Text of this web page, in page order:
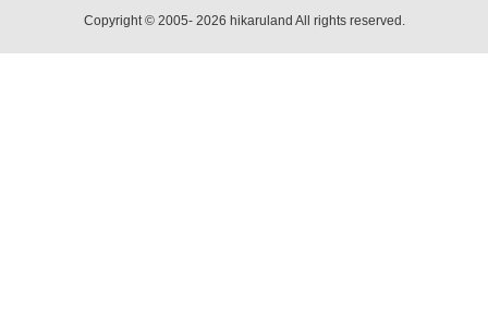
Copyright © 2005- 2026 hikaruland All rights reserved.